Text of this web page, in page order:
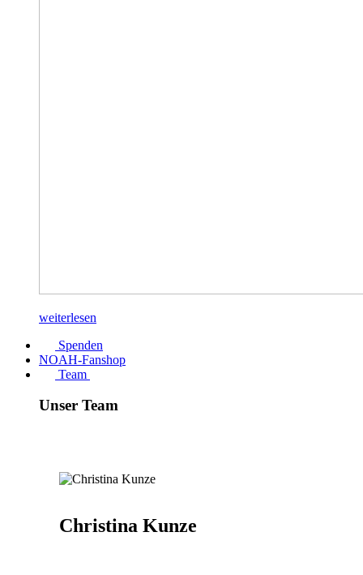
weiterlesen
Spenden
NOAH-Fanshop
Team
Unser Team
Christina Kunze